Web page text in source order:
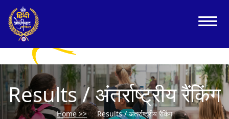
Results / अंतर्राष्ट्रीय रैंकिंग
Home >> Results / अंतर्राष्ट्रीय रैंकिंग